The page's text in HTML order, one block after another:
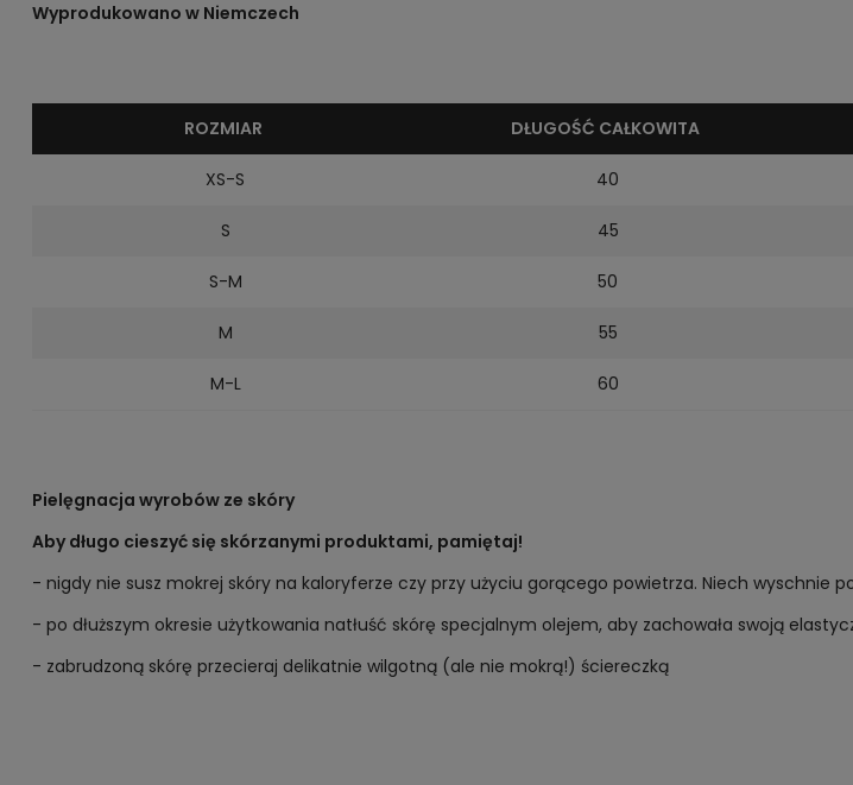
Wyprodukowano w Niemczech
ROZMIAR DŁUGOŚĆ CAŁKOWITA
XS-S 40
S 45
S-M 50
M 55
M-L 60
Pielęgnacja wyrobów ze skóry
Aby długo cieszyć się skórzanymi produktami, pamiętaj!
- nigdy nie susz mokrej skóry na kaloryferze czy przy użyciu gorącego powietrza. Niech wyschnie
- po dłuższym okresie użytkowania natłuść skórę specjalnym olejem, aby zachowała swoją
- zabrudzoną skórę przecieraj delikatnie wilgotną (ale nie mokrą!) ściereczką